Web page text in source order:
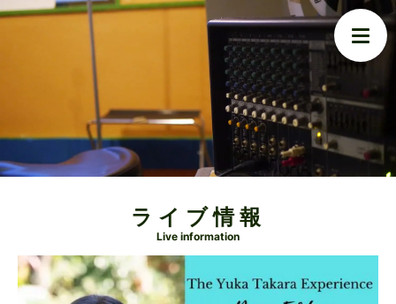
ライブ情報
Live information